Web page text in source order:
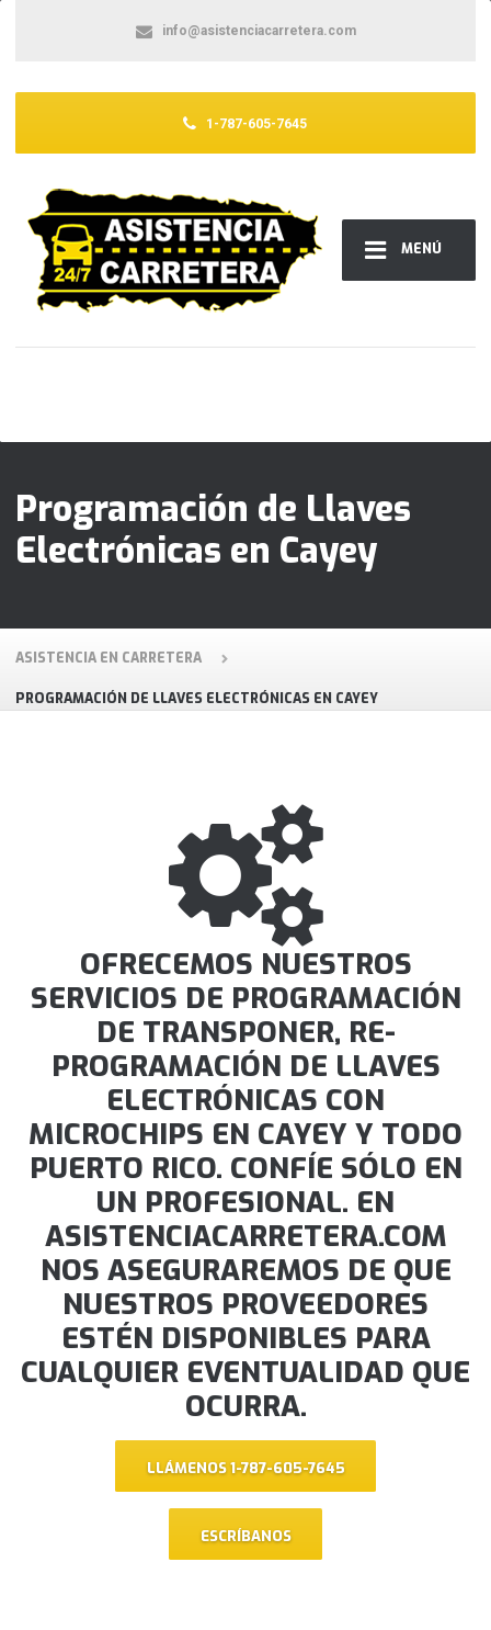
MENÚ
info@asistenciacarretera.com
1-787-605-7645
Programación de Llaves
Electrónicas en Cayey
ASISTENCIA EN CARRETERA
PROGRAMACIÓN DE LLAVES ELECTRÓNICAS EN CAYEY
OFRECEMOS NUESTROS
SERVICIOS DE PROGRAMACIÓN
DE TRANSPONER, RE-
PROGRAMACIÓN DE LLAVES
ELECTRÓNICAS CON
MICROCHIPS EN CAYEY Y TODO
PUERTO RICO. CONFÍE SÓLO EN
UN PROFESIONAL. EN
ASISTENCIACARRETERA.COM
NOS ASEGURAREMOS DE QUE
NUESTROS PROVEEDORES
ESTÉN DISPONIBLES PARA
CUALQUIER EVENTUALIDAD QUE
OCURRA.
LLÁMENOS 1-787-605-7645
ESCRÍBANOS